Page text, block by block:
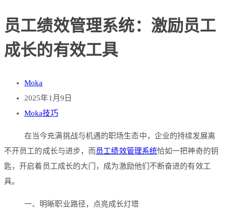
员工绩效管理系统：激励员工
成长的有效工具
Moka
2025年1月9日
Moka技巧
在当今充满挑战与机遇的职场生态中，企业的持续发展离
不开员工的成长与进步，而员工绩效管理系统恰如一把神奇的钥
匙，开启着员工成长的大门，成为激励他们不断奋进的有效工
具。
一、明晰职业路径，点亮成长灯塔